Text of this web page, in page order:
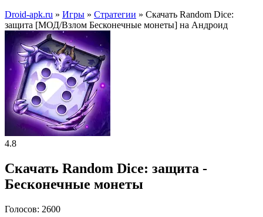
Droid-apk.ru » Игры » Стратегии » Скачать Random Dice:
защита [МОД/Взлом Бесконечные монеты] на Андроид
4.8
Скачать Random Dice: защита -
Бесконечные монеты
Голосов: 2600